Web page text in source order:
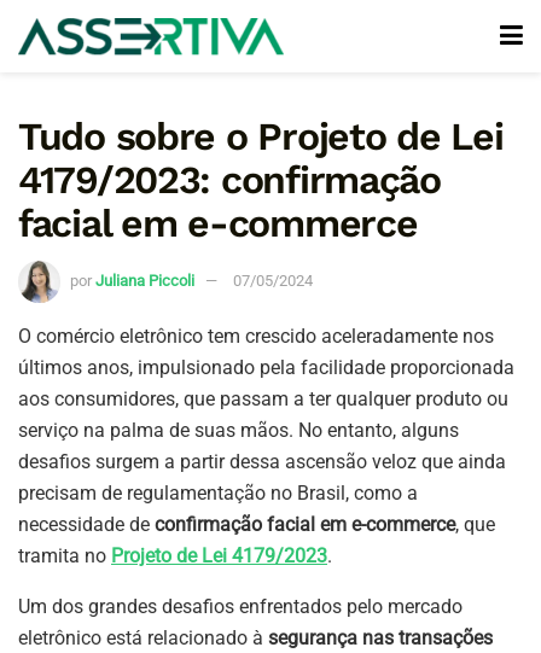
Tudo sobre o Projeto de Lei
4179/2023: confirmação
facial em e-commerce
por Juliana Piccoli 07/05/2024
O comércio eletrônico tem crescido aceleradamente nos
últimos anos, impulsionado pela facilidade proporcionada
aos consumidores, que passam a ter qualquer produto ou
serviço na palma de suas mãos. No entanto, alguns
desafios surgem a partir dessa ascensão veloz que ainda
precisam de regulamentação no Brasil, como a
necessidade de confirmação facial em e-commerce, que
tramita no Projeto de Lei 4179/2023.
Um dos grandes desafios enfrentados pelo mercado
eletrônico está relacionado à segurança nas transações